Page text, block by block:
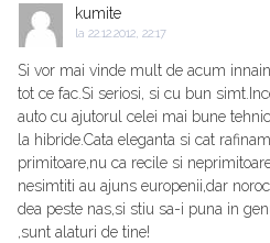
kumite
la 22.12.2012, 22:17
Si vor mai vinde mult de acum
tot ce fac.Si seriosi, si cu bun
auto cu ajutorul celei mai bune
la hibride.Cata eleganta si cat
primitoare,nu ca recile si
nesimtiti au ajuns europenii,dar
dea peste nas,si stiu sa-i puna in
,sunt alaturi de tine!